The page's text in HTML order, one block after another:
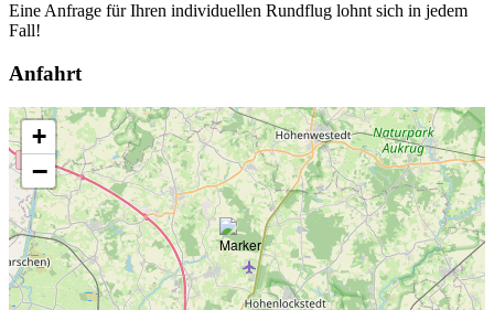
Eine Anfrage für Ihren individuellen Rundflug lohnt sich in jedem
Fall!
Anfahrt
+
−